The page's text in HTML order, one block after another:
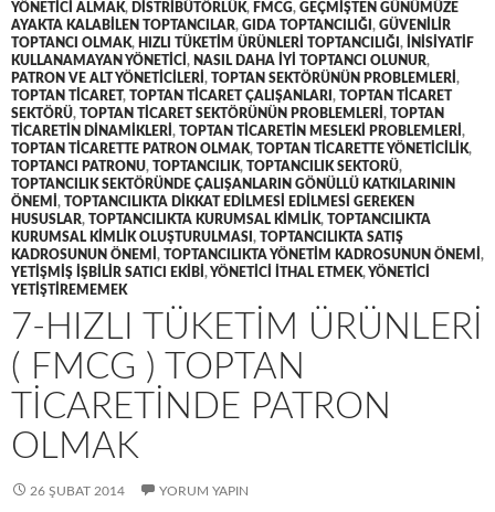
YÖNETICI ALMAK, DISTRIBÜTÖRLÜK, FMCG, GEÇMIŞTEN GÜNÜMÜZE
AYAKTA KALABILEN TOPTANCILAR, GIDA TOPTANCILIĞI , GÜVENILIR
TOPTANCI OLMAK, HIZLI TÜKETIM ÜRÜNLERI TOPTANCILIĞI ,
INISIYATIF
KULLANAMAYAN YÖNETICI , NASIL DAHA IYI TOPTANCI OLUNUR,
PATRON VE ALT YÖNETICILERI , TOPTAN SEKTÖRÜNÜN PROBLEMLERI ,
TOPTAN TICARET, TOPTAN TICARET ÇALIŞANLARI , TOPTAN TICARET
SEKTÖRÜ, TOPTAN TICARET SEKTÖRÜNÜN PROBLEMLERI , TOPTAN
TICARETIN DINAMIKLERI , TOPTAN TICARETIN MESLEKI PROBLEMLERI ,
TOPTAN TICARETTE PATRON OLMAK, TOPTAN TICARETTE YÖNETICILIK,
TOPTANCI PATRONU, TOPTANCILIK, TOPTANCILIK SEKTORÜ,
TOPTANCILIK SEKTÖRÜNDE ÇALIŞANLARIN GÖNÜLLÜ KATKILARININ
ÖNEMI , TOPTANCILIKTA DIKKAT EDILMESI EDILMESI GEREKEN
HUSUSLAR, TOPTANCILIKTA KURUMSAL KIMLIK, TOPTANCILIKTA
KURUMSAL KIMLIK OLUŞTURULMASI , TOPTANCILIKTA SATIŞ
KADROSUNUN ÖNEMI , TOPTANCILIKTA YÖNETIM KADROSUNUN ÖNEMI ,
YETIŞMIŞ IŞBILIR SATICI EKIBI ,YÖNETICI ITHAL ETMEK,YÖNETICI
YETIŞTIREMEMEK
7-HIZLI TÜKETIM ÜRÜNLERI
( FMCG ) TOPTAN
TICARETINDE PATRON
OLMAK
26 ŞUBAT 2014 YORUM YAPIN